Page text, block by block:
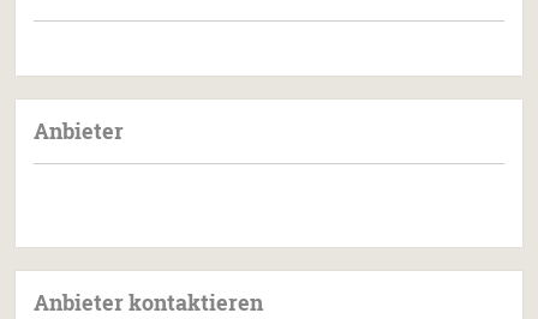
Anbieter
Anbieter kontaktieren